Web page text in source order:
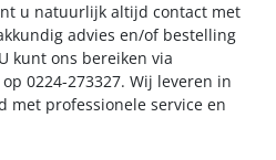
u natuurlijk altijd contact met
advies en/of bestelling
kunt ons bereiken via
0224-273327. Wij leveren in
met professionele service en